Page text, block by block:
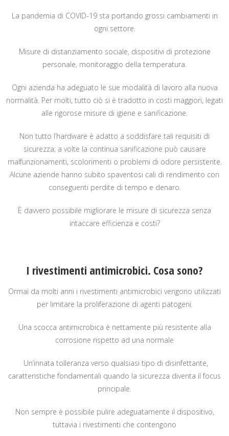
La pandemia di COVID-19 sta portando grossi cambiamenti in
ogni settore.
Misure di distanziamento sociale, dispositivi di protezione
personale, monitoraggio della temperatura.
Ogni azienda ha adeguato le sue modalità di lavoro alla nuova
normalità. Per molti, tutto ciò si è tradotto in costi maggiori, legati
alle rigorose misure di igiene e sanificazione.
Non tutto l’hardware è adatto a soddisfare tali requisiti di
sicurezza; a volte la continua sanificazione può causare
malfunzionamenti, scolorimenti o problemi di odore persistente.
Alcune aziende hanno subito spaventosi cali di rendimento con
conseguenti perdite di tempo e denaro.
È davvero possibile migliorare le misure di sicurezza senza
intaccare efficienza e costi?
I rivestimenti antimicrobici. Cosa sono?
Ormai da molti anni i rivestimenti antimicrobici vengono utilizzati
per limitare la proliferazione di agenti patogeni.
Una scocca antimicrobica è nettamente più resistente alla
corrosione rispetto ad una normale
Un’innata tolleranza verso qualsiasi tipo di disinfettante,
caratteristiche fondamentali quando la sicurezza diventa il focus
principale.
Non sempre è possibile pulire adeguatamente il dispositivo,
tuttavia i rivestimenti che contengono